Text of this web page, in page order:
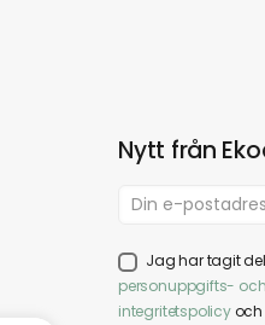
Nytt från
Jag har tagit
personuppgifts- och
integritetspolicyoch